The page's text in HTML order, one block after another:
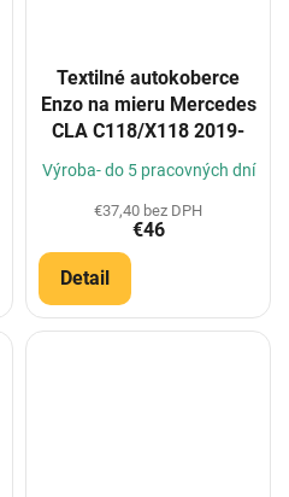
Textilné autokoberce
Enzo na mieru Mercedes
CLA C118/X118 2019-
Výroba- do 5 pracovných dní
€37,40 bez DPH
€46
Detail